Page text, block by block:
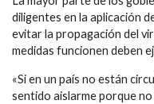
diligentes en la aplicación
evitar la propagación del
medidas funcionen deben
«Si en un país no están
sentido aislarme porque